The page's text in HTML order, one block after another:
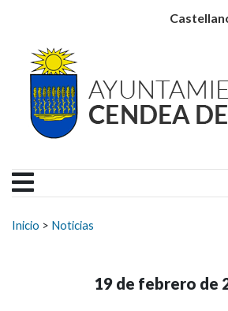
Buscar:
Inicio > Noticias
19 de febrero de